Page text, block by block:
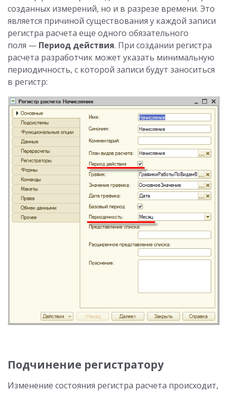
созданных измерений, но и в разрезе времени. Это
является причиной существования у каждой записи
регистра расчета еще одного обязательного
поля — Период действия. При создании регистра
расчета разработчик может указать минимальную
периодичность, с которой записи будут заноситься
в регистр:
Подчинение регистратору
Изменение состояния регистра расчета происходит,